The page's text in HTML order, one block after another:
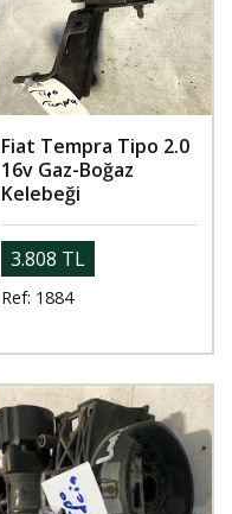
Fiat Tempra Tipo 2.0
16v Gaz-Boğaz
Kelebeği
3.808 TL
Ref: 1884